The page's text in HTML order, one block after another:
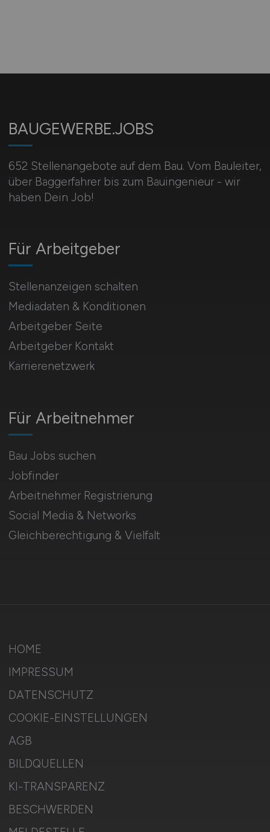
BAUGEWERBE.JOBS
652 Stellenangebote auf dem Bau. Vom Bauleiter,
über Baggerfahrer bis zum Bauingenieur - wir
haben Dein Job!
Für Arbeitnehmer
Bau Jobs suchen
Jobfinder
Arbeitnehmer Registrierung
Social Media & Networks
Gleichberechtigung & Vielfalt
Für Arbeitgeber
Stellenanzeigen schalten
Mediadaten & Konditionen
Arbeitgeber Seite
Arbeitgeber Kontakt
Karrierenetzwerk
HOME
IMPRESSUM
DATENSCHUTZ
COOKIE-EINSTELLUNGEN
AGB
BILDQUELLEN
KI-TRANSPARENZ
BESCHWERDEN